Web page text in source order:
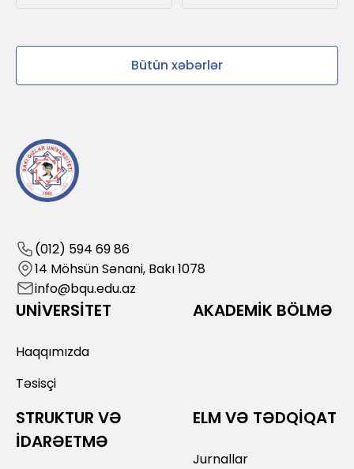
Bütün xəbərlər
(012) 594 69 86
14 Möhsün Sənani, Bakı 1078
info@bqu.edu.az
UNİVERSİTET
Haqqımızda
Təsisçi
AKADEMİK BÖLMƏ
STRUKTUR VƏ
İDARƏETMƏ
ELM VƏ TƏDQİQAT
Jurnallar